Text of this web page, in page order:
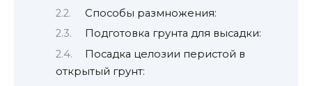
Способы размножения:
Подготовка грунта для высадки:
Посадка целозии перистой в
открытый грунт: